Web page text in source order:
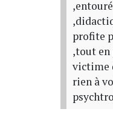
profite
,tout en
victime
rien à